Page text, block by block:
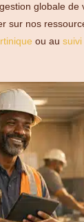
globale de
sur nos
ou au